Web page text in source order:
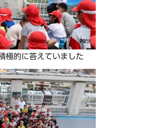
極的に答えていました